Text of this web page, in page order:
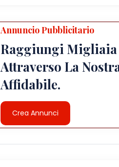
Annuncio Pubblicitario
Raggiungi
Attraverso La
Affidabile.
Crea Annunci